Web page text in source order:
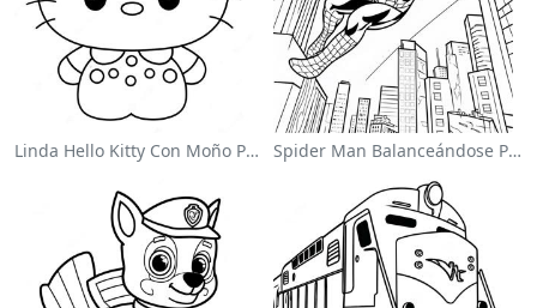
Linda Hello Kitty Con Moño Para Colorear Spider Man Balanceándose Por La Ciudad Para Colorear